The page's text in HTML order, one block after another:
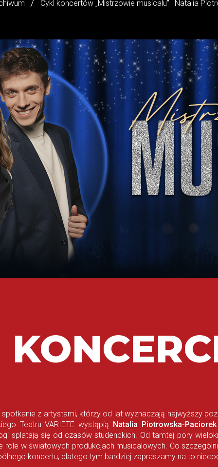
Cykl koncertów „Mistrzowie musicalu” | Natalia
z artystami, którzy od lat wyznaczają najwyższy
Teatru VARIETE wystąpią Natalia Piotrowska-Paciorek
splatają się od czasów studenckich. Od tamtej pory
role w światowych produkcjach musicalowych. Co
koncertu, dlatego tym bardziej zapraszamy na to